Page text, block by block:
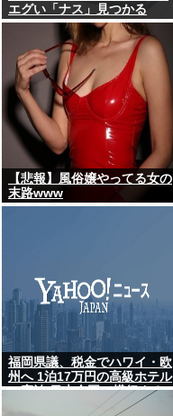
エグい「ナス」見つかる
www
【悲報】風俗嬢やってる女の
末路www
福岡県議、税金でハワイ・欧
州へ 1泊17万円の高級ホテル
に宿泊 日本全国で横行する
「海外視察」という名の公費